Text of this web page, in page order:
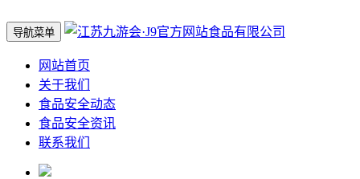
导航菜单
网站首页
关于我们
食品安全动态
食品安全资讯
联系我们